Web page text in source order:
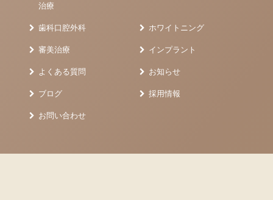
治療
歯科口腔外科 ホワイトニング
審美治療 インプラント
よくある質問 お知らせ
ブログ 採用情報
お問い合わせ